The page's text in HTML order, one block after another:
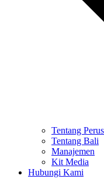
Tentang
Tentang Bali
Manajemen
Kit Media
Hubungi Kami